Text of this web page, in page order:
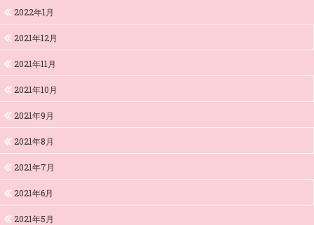
2022年1月
2021年12月
2021年11月
2021年10月
2021年9月
2021年8月
2021年7月
2021年6月
2021年5月